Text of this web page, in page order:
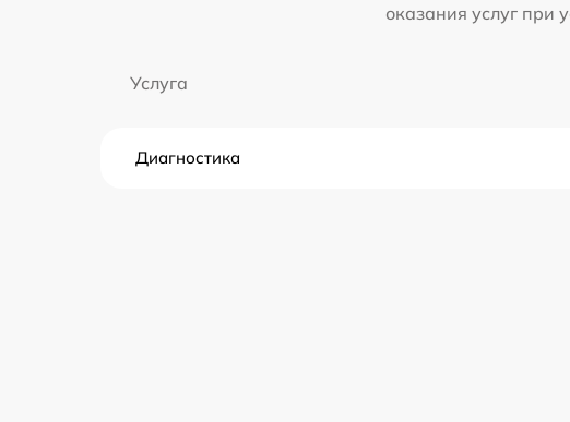
оказания услуг при
Услуга
Диагностика